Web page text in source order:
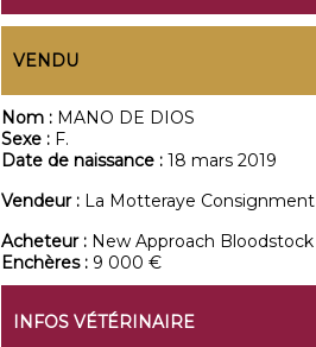
VENDU
Nom : MANO DE DIOS
Sexe : F.
Date de naissance : 18 mars 2019
Vendeur : La Motteraye Consignment
Acheteur : New Approach Bloodstock
Enchères : 9 000 €
INFOS VÉTÉRINAIRE